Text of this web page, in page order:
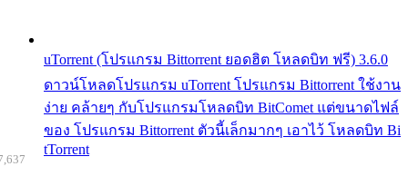
uTorrent (โปรแกรม Bittorrent ยอดฮิต โหลดบิท ฟรี) 3.6.0
ดาวน์โหลดโปรแกรม uTorrent โปรแกรม Bittorrent ใช้งาน
ง่าย คล้ายๆ กับโปรแกรมโหลดบิท BitComet แต่ขนาดไฟล์
ของ โปรแกรม Bittorrent ตัวนี้เล็กมากๆ เอาไว้ โหลดบิท Bi
tTorrent